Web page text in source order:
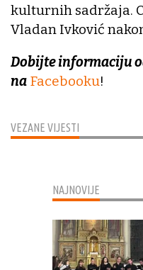
VEZANE VIJESTI
kulturnih sadržaja.
Vladan Ivković
Dobijte informaciju
na Facebooku!
NAJNOVIJE